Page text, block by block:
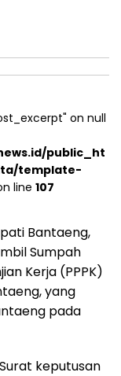
on null
public_ht
template-
line 107
Bantaeng,
Sumpah
Kerja (PPPK)
yang
pada
keputusan